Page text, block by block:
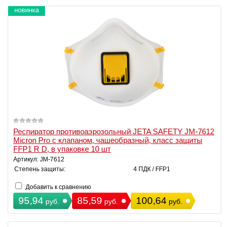
новинка
Респиратор противоаэрозольный JETA SAFETY JM-7612
Micron Pro с клапаном, чашеобразный, класс защиты
FFP1 R D, в упаковке 10 шт
Артикул: JM-7612
Степень защиты:
4 ПДК / FFP1
Добавить к сравнению
95,94 руб. 85,59 руб. 100,64 руб.